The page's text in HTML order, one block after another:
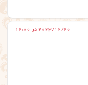
2023/12/20 در 12:00